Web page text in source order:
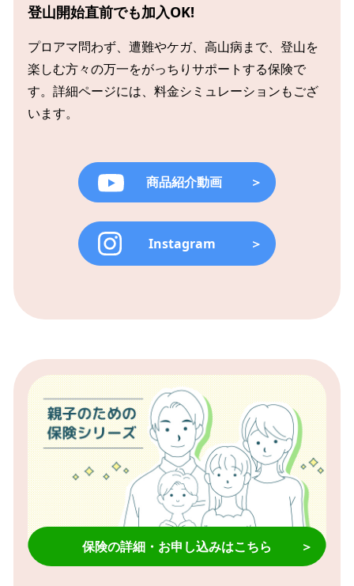
登山開始直前でも加入OK!
プロアマ問わず、遭難やケガ、高山病まで、 登山を
楽しむ方々の万一をがっちりサポートする保険で
す。詳細ページには、料金シミュレーションもござ
います。
商品紹介動画 ＞
Instagram ＞
保険の詳細・お申し込みはこちら ＞